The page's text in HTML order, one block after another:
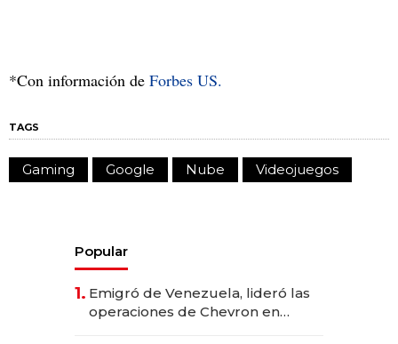
*Con información de Forbes US.
TAGS
Gaming Google Nube Videojuegos
Popular
1. Emigró de Venezuela, lideró las
operaciones de Chevron en